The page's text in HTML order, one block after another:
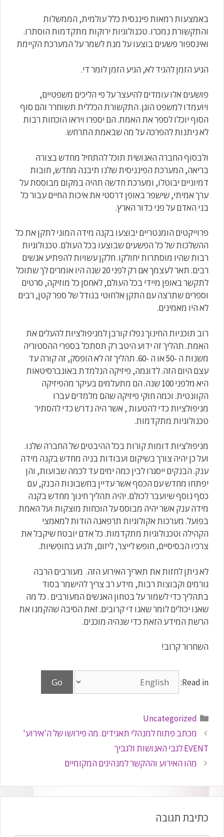
באמצעות רמאות פיננסית כלל עולמית, הממשלות
והתקשורת נמכרו. טכנולוגיות ירוקות מתקדמות הוסתרו.
ואינספור פשעים בוצעו על מנת לשמר על המערכת הקיימת
הגיע הזמן להגיד לא, הגיע הזמן לומר די.
פושעים אלו עומדים להיעצר על פי הליכים משפטיים,
ויועמדו למשפט הוגן. התקשורת הכללית תשוחרר והם סוף
הסוף יוכלו לספר את האמת. הם יספרו ויראו הוכחות רבות
לא ניתנות להפרכה על מה שבאמת התרחש.
ולבסוף החברה האנושית תוכל להתחיל מחדש בצורה
בריאה, המערכת הפינניסית שלנו תיבנה מחדש, חובות
דמיוניים יבוטלו, ומערכת חדשה תהיה במקום מבוססת על
ערך אמיתי, שישפר באופן דרסטי את איכות החיים עבור כל
בני האדם על פני כדור הארץ.
פרוייקטים הומנטריים יבוצעו בקנה מידה המוני לתקן את כל
ההשלכות של כל הפשעים שבוצעו בכל העולם. טכנולוגיות
רבות שהיו מוסתרות יחולקו. חלקן עשויות להפתיע אנשים
רבים. תאר לעצמך אם רק לפני 20 שנה היו אומרים לך שתוכל
לתקשר באופן מיידי בכל העולם, לאחסן כל מוזיקה, סרטים
וספרים שתרצה עם התקן אלחוטי בגודל של ספר קטן, רבים
לא היו מאמינים.
רוב תוכניות החינוך נפלו קורבן למניפולציות להעלים את
האמת. תהליך זה ידוע היטב רק תסתכל בספרי ההסטוריה
משנות ה -50 או ה -60. תהליך זה לא הופסק, זה קורה עד
עצם היום הזה. לדוגמה, פיזיקה הנלמדת באונברסיטאות
היא מלפני 100 שנה. הם מתעלמים בעיקר מהפיזיקה
הקוונטית. וכמה חוקי פיזיקה שהם מלמדים עברו
מניפולציות כדי להטעות , אשר היה נדרש כדי להסתיר
טכנולוגיות מתקדמות.
מניפולציות דומות קורות בכל ההיבטים של החברה שלנו.
ועל כן יהיה צורך בשיקום ועבודות בניה מחדש בקנה מידה
ענק. הבנקים ייסגרו לבין כמה ימים עד לכמה שבועות, והן
יפתחו מחדש עם הכסף אשר עדיין בחשבונות הבנק, עם
כסף נוסף שיועבר לכולם. יהיה תהליך חינוך מחדש בקנה
מידה ענק אשר יהיה מבוסס על הוכחות מוצקות ועל האמת
בפועל. מערכות אקולוגיות תרפאנה הודות למאמצי
הקהילה וטכנולוגיות מתקדמות. כל אדם יובטח שיקבל את
צרכיו הבסיסיים, חופש לייצר, ליזום, ולנוע בחופשיות.
לא ניתן לחזות את תאריך האירוע הזה. מעורבים הרבה
גורמים וקבוצות רבות, מידע רב צריך להישמר בסוד
בתהליך כדי לשמור על בטחון האנשים המעורבים . כל מה
שאנו יכולים לומר שאנו די קרובים. זאת הסיבה שהקמנו את
הרשת המידע הזאת כדי שנהיה מוכנים.
השחרור קרוב!
Read in:
קטגוריות
Uncategorized
מכתב פתוח למנהלי תאגידים. מה פירושו של ה'אירוע'
EVENT לגבי האנושות ולגביך
מהו האירוע וההקשר למנהיגים המקומיים
כתיבת תגובה